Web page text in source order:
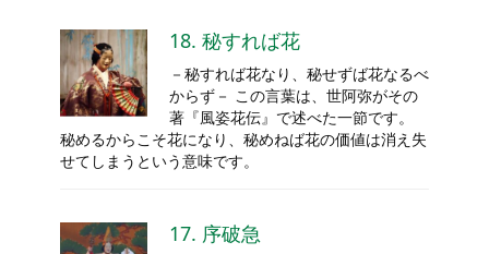
18. 秘すれば花
－秘すれば花なり、秘せずば花なるべ
からず－ この言葉は、世阿弥がその
著『風姿花伝』で述べた一節です。
秘めるからこそ花になり、秘めねば花の価値は消え失
せてしまうという意味です。
17. 序破急